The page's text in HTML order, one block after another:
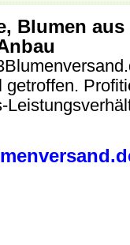
Blumen aus